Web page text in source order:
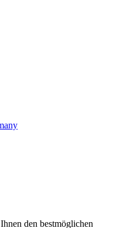
den bestmöglichen